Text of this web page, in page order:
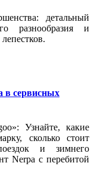
детальный
разнообразия и
в сервисных
Узнайте, какие
сколько стоит
и зимнего
Nerpa с перебитой